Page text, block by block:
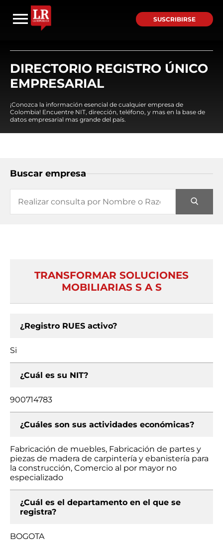
SUSCRIBIRSE
DIRECTORIO REGISTRO ÚNICO
EMPRESARIAL
¡Conozca la información esencial de cualquier empresa de
Colombia! Encuentre NIT, dirección, teléfono, y mas en la base de
datos empresarial mas grande del país.
Buscar empresa
TRANSFORMAR SOLUCIONES
MOBILIARIAS S A S
¿Registro RUES activo?
Si
¿Cuál es su NIT?
900714783
¿Cuáles son sus actividades económicas?
Fabricación de muebles, Fabricación de partes y
piezas de madera de carpintería y ebanistería para
la construcción, Comercio al por mayor no
especializado
¿Cuál es el departamento en el que se
registra?
BOGOTA